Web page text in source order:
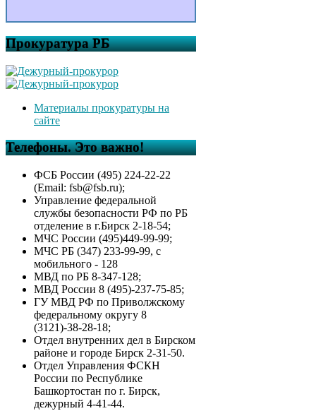
Прокуратура РБ
Материалы прокуратуры на
сайте
Телефоны. Это важно!
ФСБ России (495) 224-22-22
(Email: fsb@fsb.ru);
Управление федеральной
службы безопасности РФ по РБ
отделение в г.Бирск 2-18-54;
МЧС России (495)449-99-99;
МЧС РБ (347) 233-99-99, с
мобильного - 128
МВД по РБ 8-347-128;
МВД России 8 (495)-237-75-85;
ГУ МВД РФ по Приволжскому
федеральному округу 8
(3121)-38-28-18;
Отдел внутренних дел в Бирском
районе и городе Бирск 2-31-50.
Отдел Управления ФСКН
России по Республике
Башкортостан по г. Бирск,
дежурный 4-41-44.